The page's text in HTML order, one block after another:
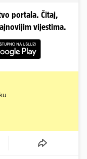
portala. Čitaj,
vijestima.